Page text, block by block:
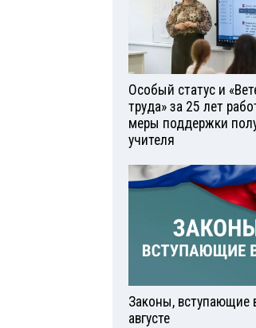
Особый статус и
труда» за 25 лет
меры поддержки
учителя
Законы, вступающие
августе